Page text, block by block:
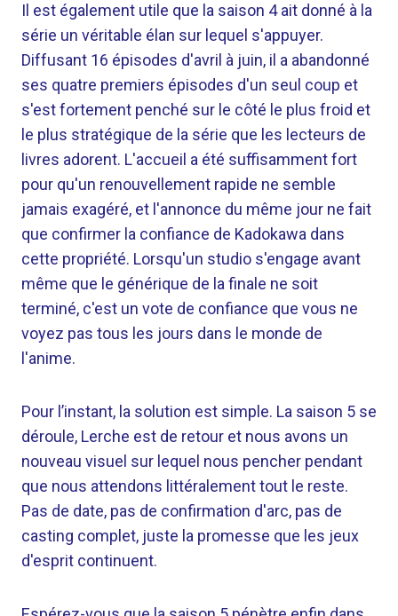
Il est également utile que la saison 4 ait donné à la
série un véritable élan sur lequel s'appuyer.
Diffusant 16 épisodes d'avril à juin, il a abandonné
ses quatre premiers épisodes d'un seul coup et
s'est fortement penché sur le côté le plus froid et
le plus stratégique de la série que les lecteurs de
livres adorent. L'accueil a été suffisamment fort
pour qu'un renouvellement rapide ne semble
jamais exagéré, et l'annonce du même jour ne fait
que confirmer la confiance de Kadokawa dans
cette propriété. Lorsqu'un studio s'engage avant
même que le générique de la finale ne soit
terminé, c'est un vote de confiance que vous ne
voyez pas tous les jours dans le monde de
l'anime.
Pour l’instant, la solution est simple. La saison 5 se
déroule, Lerche est de retour et nous avons un
nouveau visuel sur lequel nous pencher pendant
que nous attendons littéralement tout le reste.
Pas de date, pas de confirmation d'arc, pas de
casting complet, juste la promesse que les jeux
d'esprit continuent.